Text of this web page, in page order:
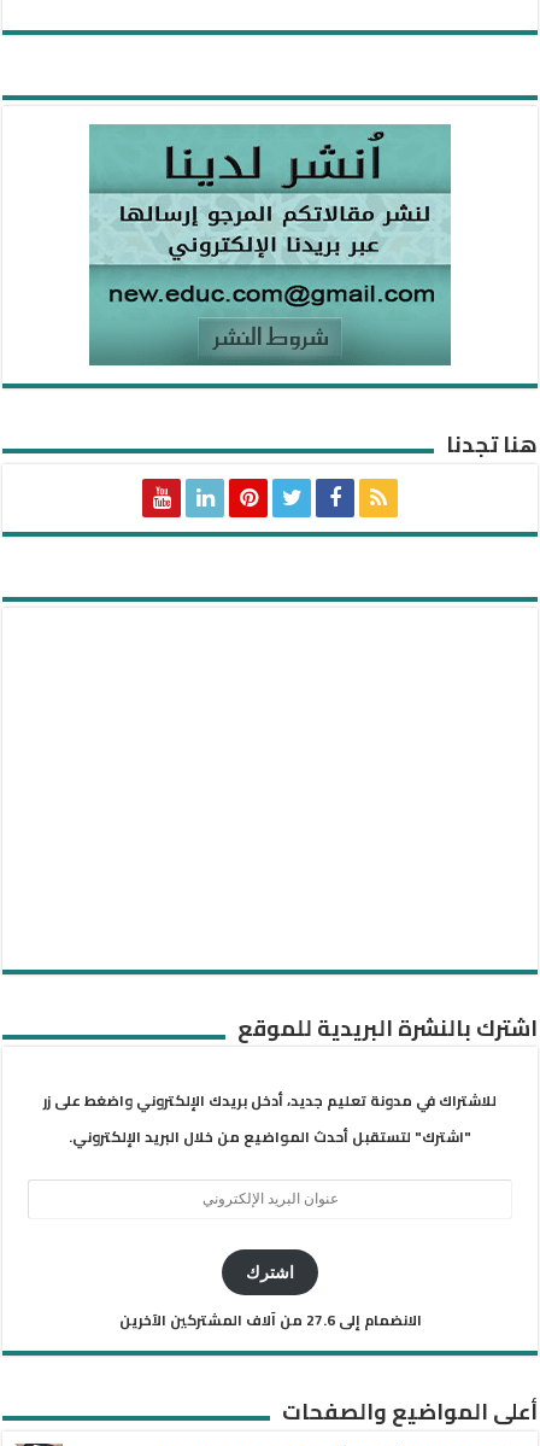
هنا تجدنا
اشترك بالنشرة البريدية للموقع
للاشتراك في مدونة تعليم جديد، أدخل بريدك الإلكتروني واضغط على زر
"اشترك" لتستقبل أحدث المواضيع من خلال البريد الإلكتروني.
اشترك
الانضمام إلى 27.6 من آلاف المشتركين الآخرين
أعلى المواضيع والصفحات